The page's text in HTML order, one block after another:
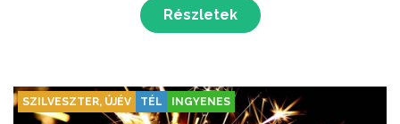
Gyenesdiás egyik legkedveltebb őszi gasztronómiai
Részletek
SZILVESZTER, ÚJÉV TÉL INGYENES